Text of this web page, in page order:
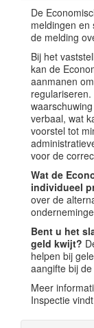
De
meldingen en
de melding
Bij het
kan de
aanmanen
verbaal, wat
voorstel tot
voor de
Wat de
individueel
over de
Bent u het
geld kwijt?
helpen bij
aangifte bij de
Meer
Inspectie